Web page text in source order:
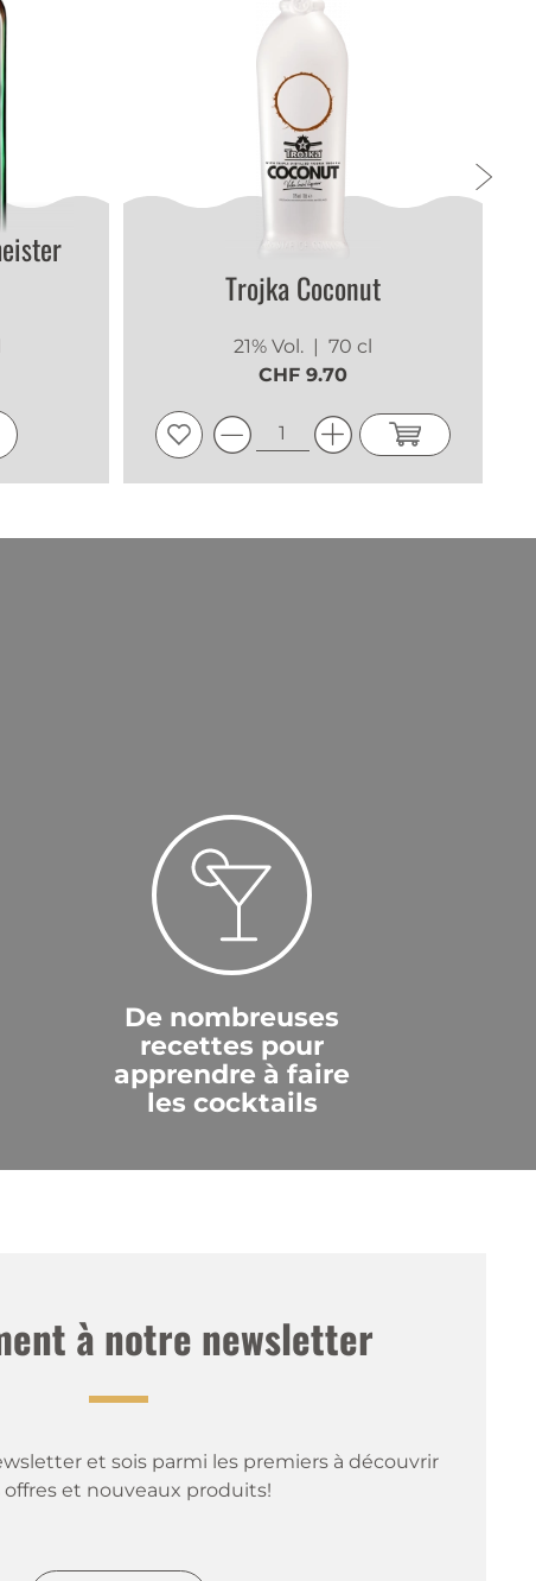
Trojka Coconut
21% Vol.
| 70 cl
CHF 9.70
De nombreuses
recettes pour
apprendre à faire
les cocktails
à notre newsletter
et sois parmi les premiers à découvrir
offres et nouveaux produits!